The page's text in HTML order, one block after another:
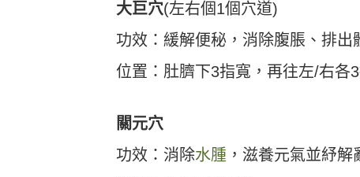
大巨穴(左右個1個穴道)
功效：緩解便秘，消除腹脹、排出
位置：肚臍下3指寬，再往左/右各
關元穴
功效：消除水腫 ，滋養元氣並紓解